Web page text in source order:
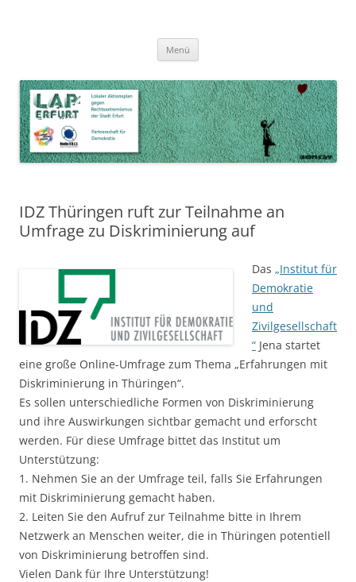
Lokaler Aktionsplan gegen Rechtsextremismus der Stadt Erfurt – Zur
Stärkung der Vielfalt, Toleranz und Demokratie
Menü
IDZ Thüringen ruft zur Teilnahme an
Umfrage zu Diskriminierung auf
Das „Institut für
Demokratie
und
Zivilgesellschaft
“ Jena startet
eine große Online-Umfrage zum Thema „Erfahrungen mit
Diskriminierung in Thüringen“.
Es sollen unterschiedliche Formen von Diskriminierung
und ihre Auswirkungen sichtbar gemacht und erforscht
werden. Für diese Umfrage bittet das Institut um
Unterstützung:
1. Nehmen Sie an der Umfrage teil, falls Sie Erfahrungen
mit Diskriminierung gemacht haben.
2. Leiten Sie den Aufruf zur Teilnahme bitte in Ihrem
Netzwerk an Menschen weiter, die in Thüringen potentiell
von Diskriminierung betroffen sind.
Vielen Dank für Ihre Unterstützung!